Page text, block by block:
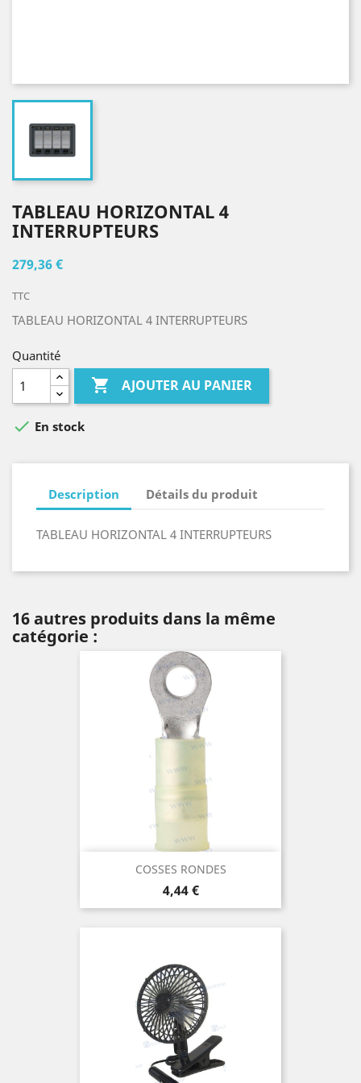
TABLEAU HORIZONTAL 4
INTERRUPTEURS
279,36 €
TTC
TABLEAU HORIZONTAL 4 INTERRUPTEURS
Quantité
 AJOUTER AU PANIER
 En stock
Description Détails du produit
TABLEAU HORIZONTAL 4 INTERRUPTEURS
16 autres produits dans la même
catégorie :
COSSES RONDES
Prix
4,44 €